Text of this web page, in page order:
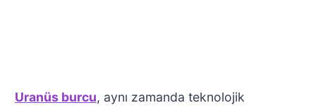
Uranüs burcu, aynı zamanda teknolojik